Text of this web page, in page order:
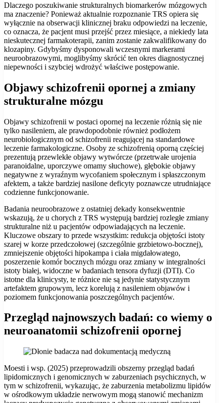
Dlaczego poszukiwanie strukturalnych biomarkerów mózgowych
ma znaczenie? Ponieważ aktualnie rozpoznanie TRS opiera się
wyłącznie na obserwacji klinicznej braku odpowiedzi na leczenie,
co oznacza, że pacjent musi przejść przez miesiące, a niekiedy lata
nieskutecznej farmakoterapii, zanim zostanie zakwalifikowany do
klozapiny. Gdybyśmy dysponowali wczesnymi markerami
neuroobrazowymi, moglibyśmy skrócić ten okres diagnostycznej
niepewności i szybciej wdrożyć właściwe postępowanie.
Objawy schizofrenii opornej a zmiany
strukturalne mózgu
Objawy schizofrenii w postaci opornej na leczenie różnią się nie
tylko nasileniem, ale prawdopodobnie również podłożem
neurobiologicznym od schizofrenii reagującej na standardowe
leczenie farmakologiczne. Osoby ze schizofrenią oporną częściej
prezentują przewlekłe objawy wytwórcze (przetrwałe urojenia
paranoidalne, uporczywe omamy słuchowe), głębokie objawy
negatywne z wyraźnym wycofaniem społecznym i spłaszczonym
afektem, a także bardziej nasilone deficyty poznawcze utrudniające
codzienne funkcjonowanie.
Badania neuroobrazowe z ostatniej dekady konsekwentnie
wskazują, że u chorych z TRS występują bardziej rozległe zmiany
strukturalne niż u pacjentów odpowiadających na leczenie.
Kluczowe obszary to przede wszystkim: redukcja objętości istoty
szarej w korze przedczołowej (szczególnie grzbietowo-bocznej),
zmniejszenie objętości hipokampa i ciała migdałowatego,
poszerzenie komór bocznych mózgu oraz zmiany w integralności
istoty białej, widoczne w badaniach tensora dyfuzji (DTI). Co
istotne dla klinicysty, te różnice nie są jedynie statystycznym
artefaktem grupowym, lecz korelują z nasileniem objawów i
poziomem funkcjonowania poszczególnych pacjentów.
Przegląd najnowszych badań: co wiemy o
neuroanatomii schizofrenii opornej
Moesti i wsp. (2025) przeprowadzili obszerny przegląd badań
lipidomicznych i genomicznych w zaburzeniach psychicznych, w
tym w schizofrenii, wykazując, że zaburzenia metabolizmu lipidów
w ośrodkowym układzie nerwowym mogą stanowić mechanizm